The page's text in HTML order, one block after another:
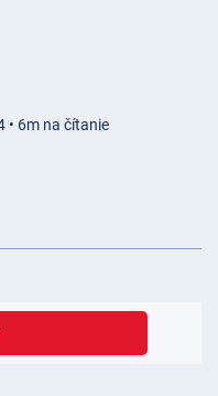
• 6m na čítanie